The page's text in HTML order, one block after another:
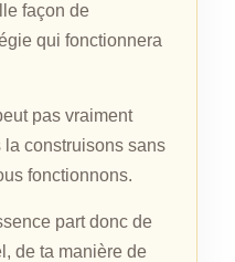
façon de
qui fonctionnera
pas vraiment
construisons sans
fonctionnons.
part donc de
de ta manière de